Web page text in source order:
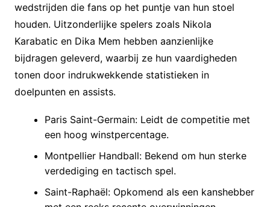
wedstrijden die fans op het puntje van hun stoel
houden. Uitzonderlijke spelers zoals Nikola
Karabatic en Dika Mem hebben aanzienlijke
bijdragen geleverd, waarbij ze hun vaardigheden
tonen door indrukwekkende statistieken in
doelpunten en assists.
Paris Saint-Germain: Leidt de competitie met
een hoog winstpercentage.
Montpellier Handball: Bekend om hun sterke
verdediging en tactisch spel.
Saint-Raphaël: Opkomend als een kanshebber